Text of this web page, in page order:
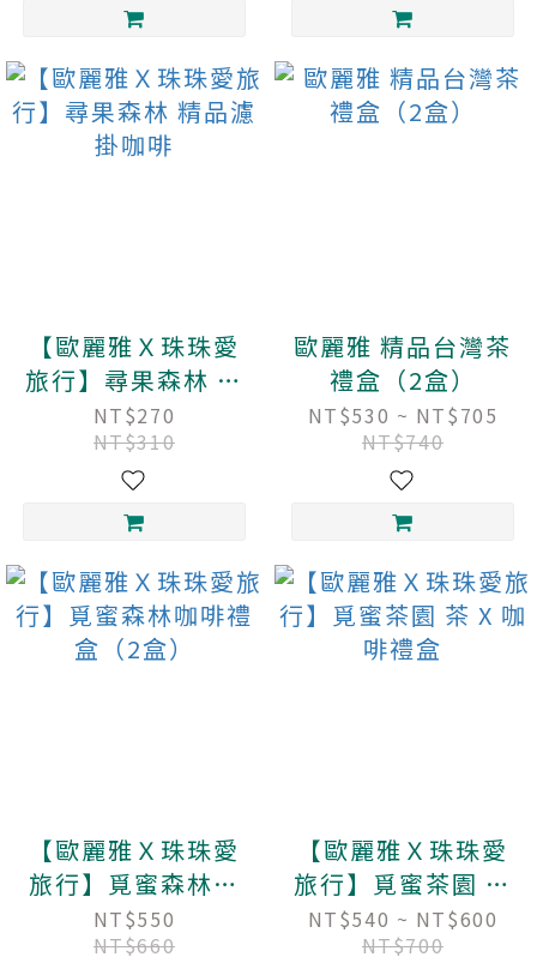
【歐麗雅Ｘ珠珠愛
旅行】尋果森林 精
品濾掛咖啡
NT$270
NT$310
歐麗雅 精品台灣茶
禮盒（2盒）
NT$530 ~ NT$705
NT$740
【歐麗雅Ｘ珠珠愛
旅行】覓蜜森林咖
啡禮盒（2盒）
NT$550
NT$660
【歐麗雅Ｘ珠珠愛
旅行】覓蜜茶園 茶
X 咖啡禮盒
NT$540 ~ NT$600
NT$700